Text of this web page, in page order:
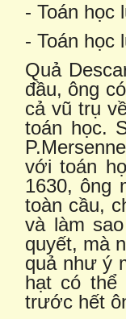
- Toán học
- Toán học
Quả
đầu, ông
cả vũ trụ
toán học.
với toán
1630, ông
toàn cầu,
và làm
quyết, mà
quả như ý
hạt có thể
trước hết